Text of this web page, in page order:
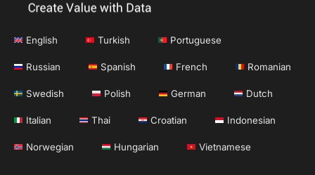
English Turkish Portuguese
Russian Spanish French Romanian
Swedish Polish German Dutch
Italian Thai Croatian Indonesian
Norwegian Hungarian Vietnamese